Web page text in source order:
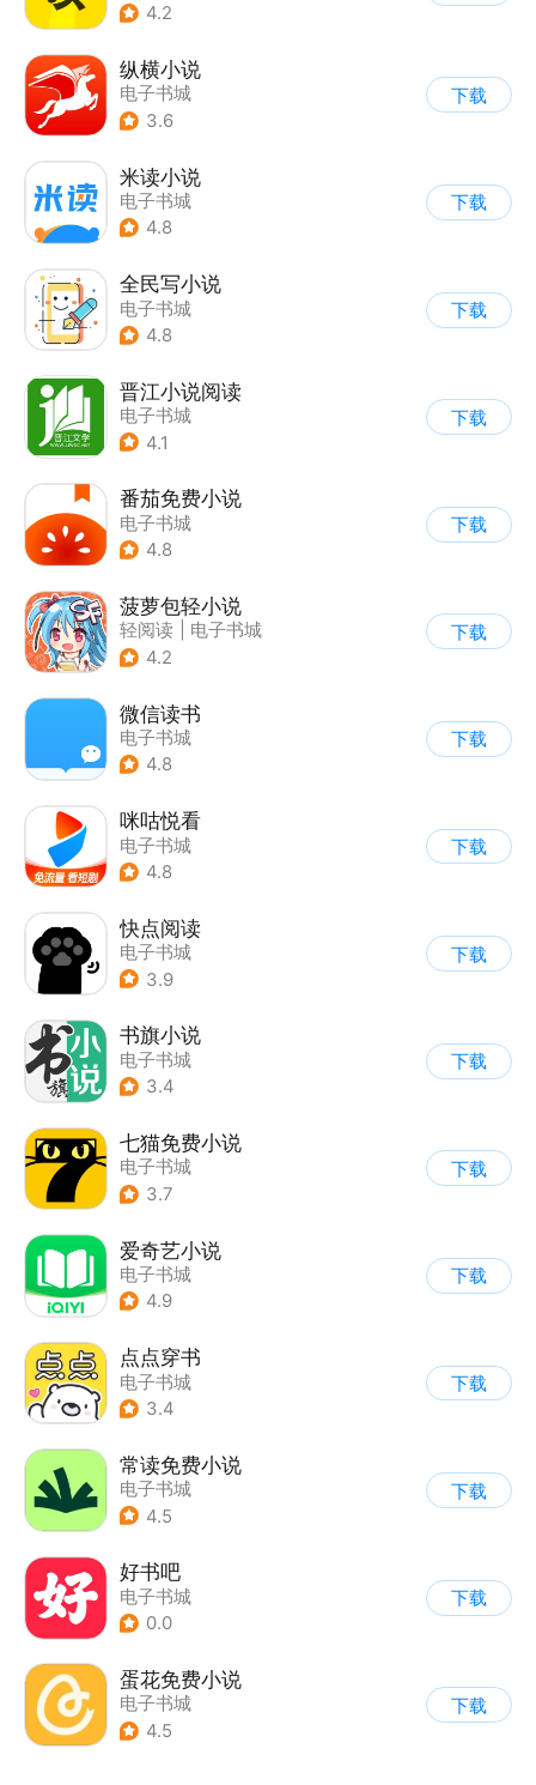
4.2
纵横小说
电子书城
3.6
下载
米读小说
电子书城
4.8
下载
全民写小说
电子书城
4.8
下载
晋江小说阅读
电子书城
4.1
下载
番茄免费小说
电子书城
4.8
下载
菠萝包轻小说
轻阅读
电子书城
4.2
下载
微信读书
电子书城
4.8
下载
咪咕悦看
电子书城
4.8
下载
快点阅读
电子书城
3.9
下载
书旗小说
电子书城
3.4
下载
七猫免费小说
电子书城
3.7
下载
爱奇艺小说
电子书城
4.9
下载
点点穿书
电子书城
3.4
下载
常读免费小说
电子书城
4.5
下载
好书吧
电子书城
0.0
下载
蛋花免费小说
电子书城
4.5
下载